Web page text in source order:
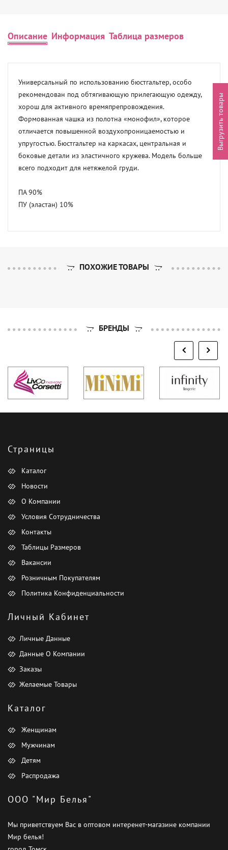
Описание Информация Таблица размеров
Универсальный по использованию бюстгальтер, особо
рекомендован под обтягивающую прилегающую одежду,
хорош для активного времяпрепровождения.
Формованная чашка из полотна «монофил», которое
отличается повышенной воздухопроницаемостью и
упругостью. Бюстгальтер на каркасах, центральная и
боковые детали из эластичного кружева. Модель больше
всего подходит для нетяжелой груди.
ПА 90%
ПУ (эластан) 10%
ПОХОЖИЕ ТОВАРЫ
БРЕНДЫ
Страницы
Каталог
Новости
О Компании
Условия Сотрудничества
Контакты
Таблицы Размеров
Вакансии
Розничным Покупателям
Политика Конфиденциальности
Личный Кабинет
Личные Данные
Данные О Компании
Заказы
Желаемые Товары
Каталог
Женщинам
Мужчинам
Детям
Распродажа
ООО "Мир Белья"
Мы приветствуем Вас в оптовом интеренет-магазине компании
Мир белья!
Выгрузить товары